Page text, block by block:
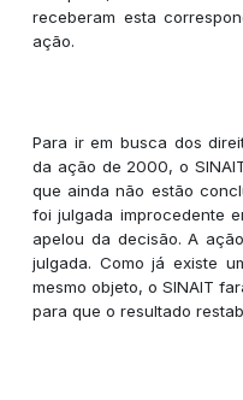
receberam esta
ação.
Para ir em busca dos
da ação de 2000, o
que ainda não estão
foi julgada improcedente
apelou da decisão. A
julgada. Como já existe
mesmo objeto, o SINAIT
para que o resultado